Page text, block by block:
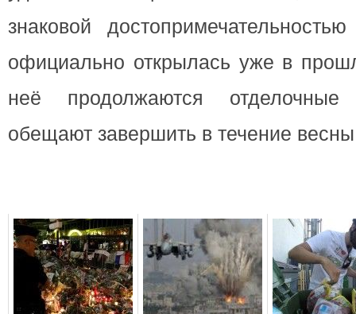
знаковой
официально открылась уже в
неё продолжаются
обещают завершить в течение